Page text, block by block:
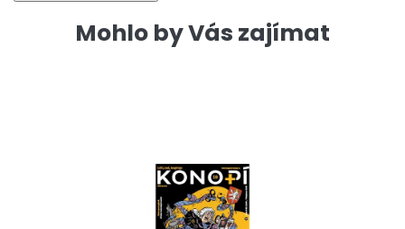
Mohlo by Vás zajímat